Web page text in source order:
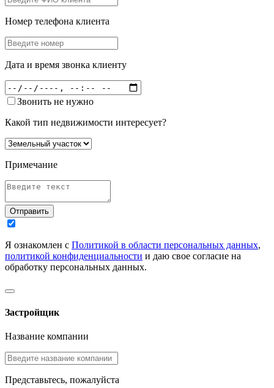
Номер телефона клиента
Дата и время звонка клиенту
Звонить не нужно
Какой тип недвижимости интересует?
Примечание
Отправить
Я ознакомлен с Политикой в области персональных данных,
политикой конфиденциальности и даю свое согласие на
обработку персональных данных.
Застройщик
Название компании
Представьтесь, пожалуйста